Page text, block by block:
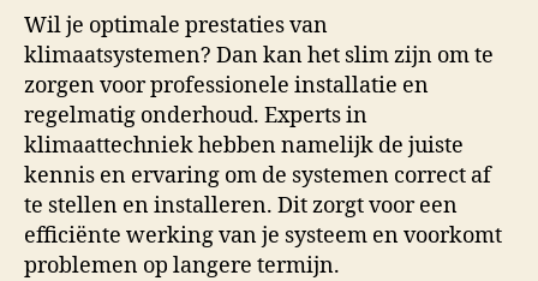
Wil je optimale prestaties van
klimaatsystemen? Dan kan het slim zijn om te
zorgen voor professionele installatie en
regelmatig onderhoud. Experts in
klimaattechniek hebben namelijk de juiste
kennis en ervaring om de systemen correct af
te stellen en installeren. Dit zorgt voor een
efficiënte werking van je systeem en voorkomt
problemen op langere termijn.